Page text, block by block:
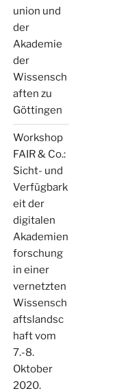
union und
der
Akademie
der
Wissensch
aften zu
Göttingen
Workshop
FAIR & Co.:
Sicht- und
Verfügbark
eit der
digitalen
Akademien
forschung
in einer
vernetzten
Wissensch
aftslandsc
haft vom
7.-8.
Oktober
2020.